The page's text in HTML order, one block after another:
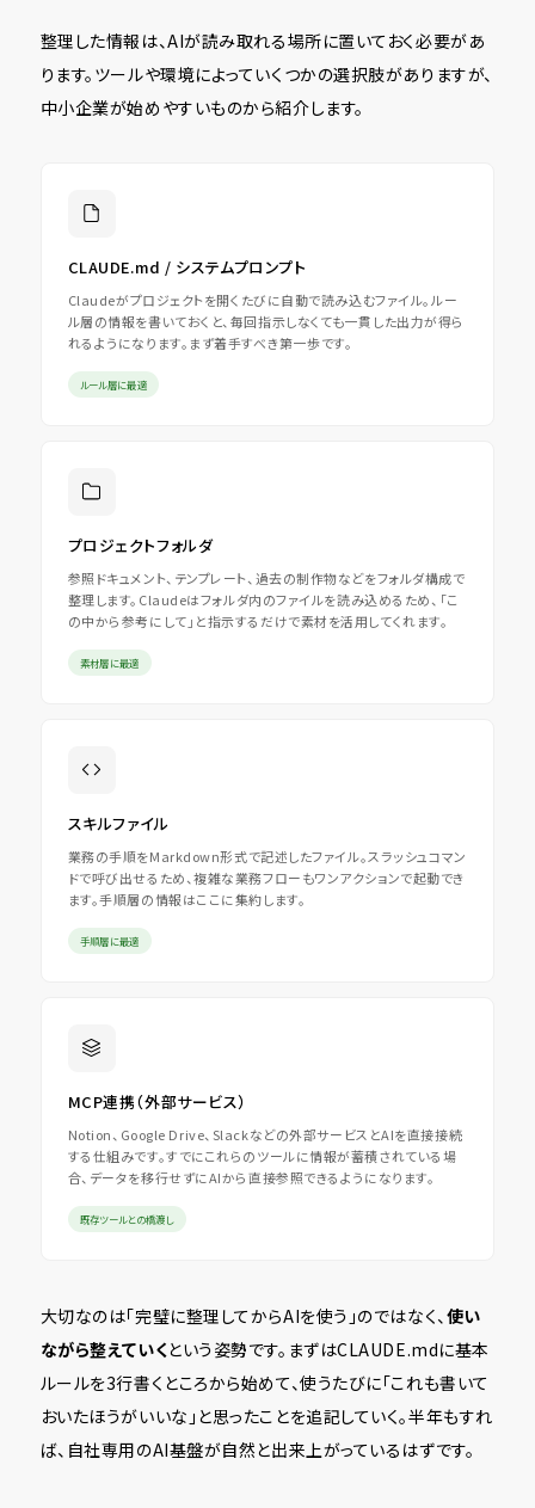
整理した情報は、AIが読み取れる場所に置いておく必要があ
ります。ツールや環境によっていくつかの選択肢がありますが、
中小企業が始めやすいものから紹介します。
CLAUDE.md / システムプロンプト
Claudeがプロジェクトを開くたびに自動で読み込むファイル。ルー
ル層の情報を書いておくと、毎回指示しなくても一貫した出力が得ら
れるようになります。まず着手すべき第一歩です。
ルール層に最適
プロジェクトフォルダ
参照ドキュメント、テンプレート、過去の制作物などをフォルダ構成で
整理します。Claudeはフォルダ内のファイルを読み込めるため、「こ
の中から参考にして」と指示するだけで素材を活用してくれます。
素材層に最適
スキルファイル
業務の手順をMarkdown形式で記述したファイル。スラッシュコマン
ドで呼び出せるため、複雑な業務フローもワンアクションで起動でき
ます。手順層の情報はここに集約します。
手順層に最適
MCP連携（外部サービス）
Notion、Google Drive、Slackなどの外部サービスとAIを直接接続
する仕組みです。すでにこれらのツールに情報が蓄積されている場
合、データを移行せずにAIから直接参照できるようになります。
既存ツールとの橋渡し
大切なのは「完璧に整理してからAIを使う」のではなく、 使い
ながら整えていくという姿勢です。まずはCLAUDE.mdに基本
ルールを3行書くところから始めて、使うたびに「これも書いて
おいたほうがいいな」と思ったことを追記していく。半年もすれ
ば、自社専用のAI基盤が自然と出来上がっているはずです。